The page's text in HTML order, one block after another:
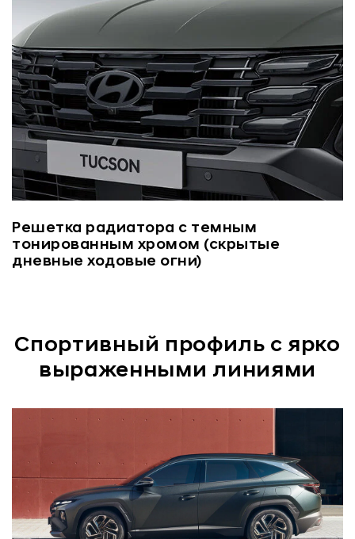
Решетка радиатора с темным
тонированным хромом (скрытые
дневные ходовые огни)
Спортивный профиль с ярко
выраженными линиями